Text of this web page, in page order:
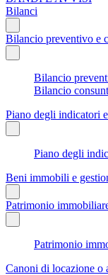
Bilanci
Bilancio preventivo e
Bilancio
Bilancio
Piano degli indicatori
Piano degli
Beni immobili e
Patrimonio
Patrimonio
Canoni di locazione o